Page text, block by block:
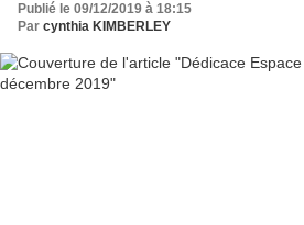
Publié le 09/12/2019 à 18:15
Par cynthia KIMBERLEY